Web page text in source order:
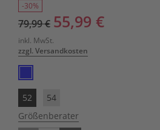
-30%
79,99 € 55,99 €
inkl. MwSt.
zzgl. Versandkosten
52
54
Größenberater